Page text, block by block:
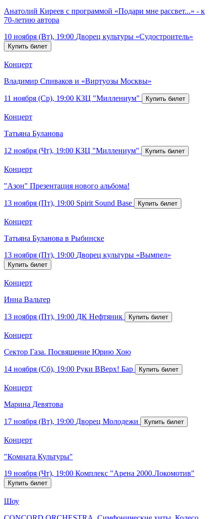
Анатолий Киреев с программой «Подари мне рассвет...» - к
70-летию автора
10 ноября (Вт), 19:00 Дворец культуры «Судостроитель»
Концерт
Владимир Спиваков и «Виртуозы Москвы»
11 ноября (Ср), 19:00 КЗЦ "Миллениум"
Концерт
Татьяна Буланова
12 ноября (Чт), 19:00 КЗЦ "Миллениум"
Концерт
"Азон" Презентация нового альбома!
13 ноября (Пт), 19:00 Spirit Sound Base
Концерт
Татьяна Буланова в Рыбинске
13 ноября (Пт), 19:00 Дворец культуры «Вымпел»
Концерт
Инна Вальтер
13 ноября (Пт), 19:00 ДК Нефтяник
Концерт
Сектор Газа. Посвящение Юрию Хою
14 ноября (Сб), 19:00 Руки ВВерх! Бар
Концерт
Марина Девятова
17 ноября (Вт), 19:00 Дворец Молодежи
Концерт
"Комната Культуры"
19 ноября (Чт), 19:00 Комплекс "Арена 2000.Локомотив"
Шоу